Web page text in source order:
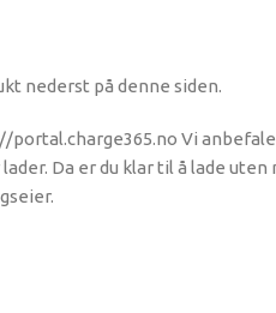
nederst på denne siden.
Vi
Da er du klar til å lade uten